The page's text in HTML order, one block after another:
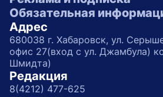
Обязательная
Адрес
680038 г. Хабаровск, ул.
офис 27(вход с ул. Джамбула)
Шмидта)
Редакция
8(4212) 477-625